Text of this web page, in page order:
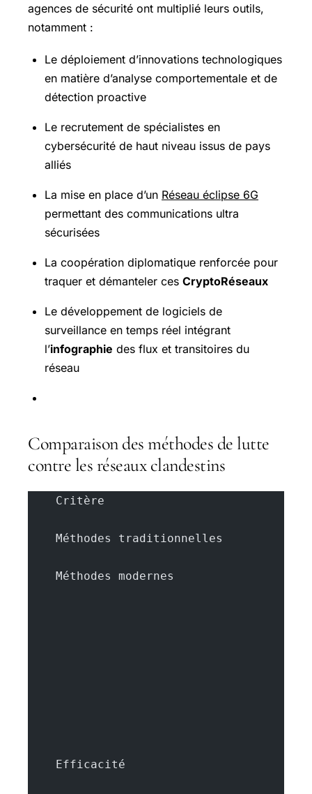
agences de sécurité ont multiplié leurs outils,
notamment :
Le déploiement d’innovations technologiques
en matière d’analyse comportementale et de
détection proactive
Le recrutement de spécialistes en
cybersécurité de haut niveau issus de pays
alliés
La mise en place d’un Réseau éclipse 6G
permettant des communications ultra
sécurisées
La coopération diplomatique renforcée pour
traquer et démanteler ces CryptoRéseaux
Le développement de logiciels de
surveillance en temps réel intégrant
l’infographie des flux et transitoires du
réseau
Comparaison des méthodes de lutte
contre les réseaux clandestins
    Critère
    Méthodes traditionnelles
    Méthodes modernes
    Efficacité